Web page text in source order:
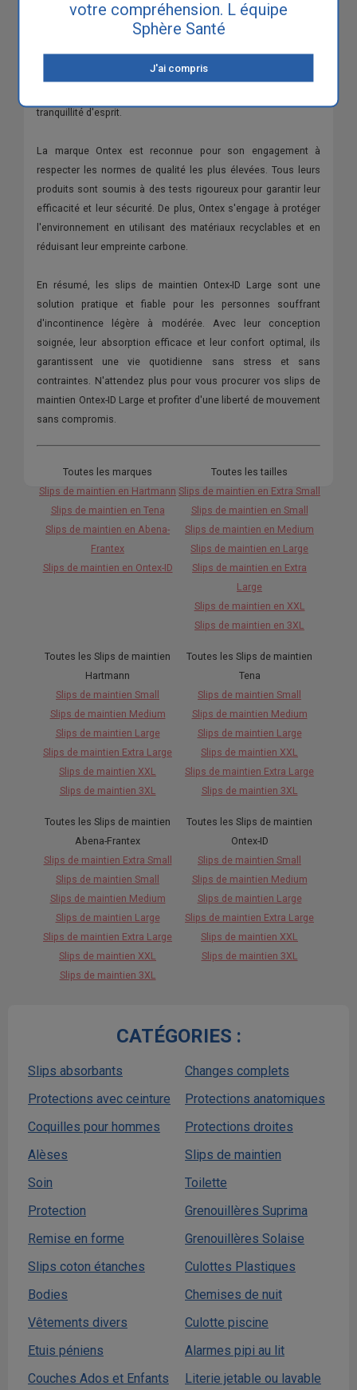
Dans le but de satisfaire au mieux ses utilisateurs, Ontex a
développé un service d'abonnement qui vous permet de
recevoir régulièrement vos slips de maintien Ontex-ID Large à
votre domicile. Vous n'avez ainsi plus à vous soucier des
tranquillité d'esprit.
La marque Ontex est reconnue pour son engagement à
respecter les normes de qualité les plus élevées. Tous leurs
produits sont soumis à des tests rigoureux pour garantir leur
efficacité et leur sécurité. De plus, Ontex s'engage à protéger
l'environnement en utilisant des matériaux recyclables et en
réduisant leur empreinte carbone.
En résumé, les slips de maintien Ontex-ID Large sont une
solution pratique et fiable pour les personnes souffrant
d'incontinence légère à modérée. Avec leur conception
soignée, leur absorption efficace et leur confort optimal, ils
garantissent une vie quotidienne sans stress et sans
contraintes. N'attendez plus pour vous procurer vos slips de
maintien Ontex-ID Large et profiter d'une liberté de mouvement
sans compromis.
Toutes les marques
Slips de maintien en Hartmann
Slips de maintien en Tena
Slips de maintien en Abena-
Frantex
Slips de maintien en Ontex-ID
Toutes les tailles
Slips de maintien en Extra Small
Slips de maintien en Small
Slips de maintien en Medium
Slips de maintien en Large
Slips de maintien en Extra
Large
Slips de maintien en XXL
Slips de maintien en 3XL
Toutes les Slips de maintien
Hartmann
Slips de maintien Small
Slips de maintien Medium
Slips de maintien Large
Slips de maintien Extra Large
Slips de maintien XXL
Slips de maintien 3XL
Toutes les Slips de maintien
Tena
Slips de maintien Small
Slips de maintien Medium
Slips de maintien Large
Slips de maintien XXL
Slips de maintien Extra Large
Slips de maintien 3XL
Toutes les Slips de maintien
Abena-Frantex
Slips de maintien Extra Small
Slips de maintien Small
Slips de maintien Medium
Slips de maintien Large
Slips de maintien Extra Large
Slips de maintien XXL
Slips de maintien 3XL
Toutes les Slips de maintien
Ontex-ID
Slips de maintien Small
Slips de maintien Medium
Slips de maintien Large
Slips de maintien Extra Large
Slips de maintien XXL
Slips de maintien 3XL
CATÉGORIES :
Slips absorbants
Changes complets
Protections avec ceinture
Protections anatomiques
Coquilles pour hommes
Protections droites
Alèses
Slips de maintien
Soin
Toilette
Protection
Grenouillères Suprima
Remise en forme
Grenouillères Solaise
Slips coton étanches
Culottes Plastiques
Bodies
Chemises de nuit
Vêtements divers
Culotte piscine
Etuis péniens
Alarmes pipi au lit
Couches Ados et Enfants
Literie jetable ou lavable
votre compréhension. L équipe
Sphère Santé
J'ai compris